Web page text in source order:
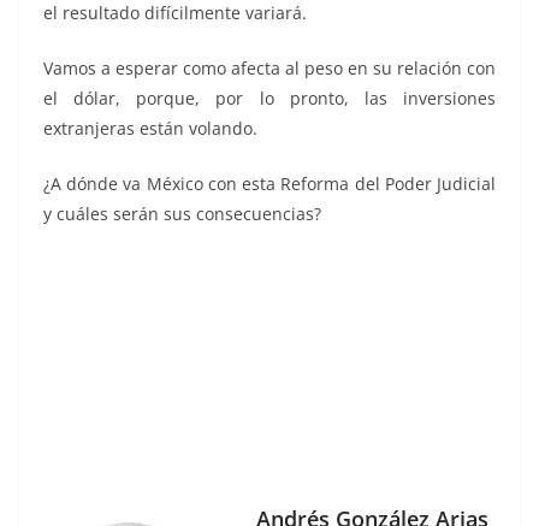
el resultado difícilmente variará.
Vamos a esperar como afecta al peso en su relación con
el dólar, porque, por lo pronto, las inversiones
extranjeras están volando.
¿A dónde va México con esta Reforma del Poder Judicial
y cuáles serán sus consecuencias?
Andrés González Arias